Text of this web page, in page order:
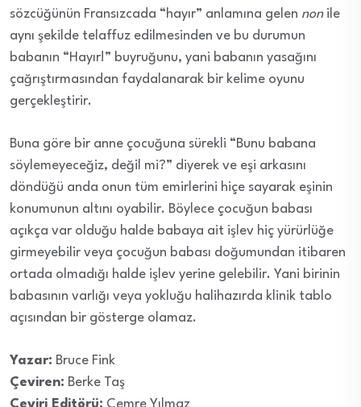
sözcüğünün Fransızcada “hayır” anlamına gelen nonile
aynı şekilde telaffuz edilmesinden ve bu durumun
babanın “Hayır!” buyruğunu, yani babanın yasağını
çağrıştırmasından faydalanarak bir kelime oyunu
gerçekleştirir.
Buna göre bir anne çocuğuna sürekli “Bunu babana
söylemeyeceğiz, değil mi?” diyerek ve eşi arkasını
döndüğü anda onun tüm emirlerini hiçe sayarak eşinin
konumunun altını oyabilir. Böylece çocuğun babası
açıkça var olduğu halde babaya ait işlev hiç yürürlüğe
girmeyebilir veya çocuğun babası doğumundan itibaren
ortada olmadığı halde işlev yerine gelebilir. Yani birinin
babasının varlığı veya yokluğu halihazırda klinik tablo
açısından bir gösterge olamaz.
Yazar: Bruce Fink
Çeviren: Berke Taş
Çeviri Editörü: Cemre Yılmaz